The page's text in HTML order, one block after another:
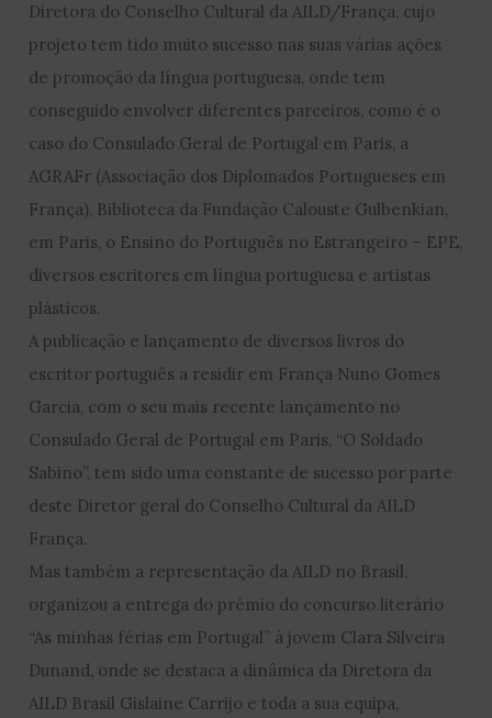
Diretora do Conselho Cultural da AILD/França, cujo
projeto tem tido muito sucesso nas suas várias ações
de promoção da língua portuguesa, onde tem
conseguido envolver diferentes parceiros, como é o
caso do Consulado Geral de Portugal em Paris, a
AGRAFr (Associação dos Diplomados Portugueses em
França), Biblioteca da Fundação Calouste Gulbenkian,
em Paris, o Ensino do Português no Estrangeiro – EPE,
diversos escritores em língua portuguesa e artistas
plásticos.
A publicação e lançamento de diversos livros do
escritor português a residir em França Nuno Gomes
Garcia, com o seu mais recente lançamento no
Consulado Geral de Portugal em Paris, “O Soldado
Sabino”, tem sido uma constante de sucesso por parte
deste Diretor geral do Conselho Cultural da AILD
França.
Mas também a representação da AILD no Brasil,
organizou a entrega do prémio do concurso literário
“As minhas férias em Portugal” à jovem Clara Silveira
Dunand, onde se destaca a dinâmica da Diretora da
AILD Brasil Gislaine Carrijo e toda a sua equipa,